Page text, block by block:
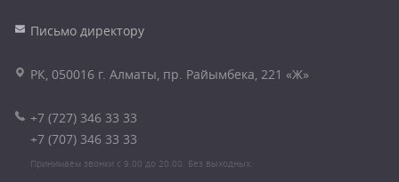
Письмо директору
РК, 050016 г. Алматы, пр. Райымбека, 221 «Ж»
+7 (727) 346 33 33
+7 (707) 346 33 33
Принимаем звонки с 9.00 до 20.00. Без выходных.